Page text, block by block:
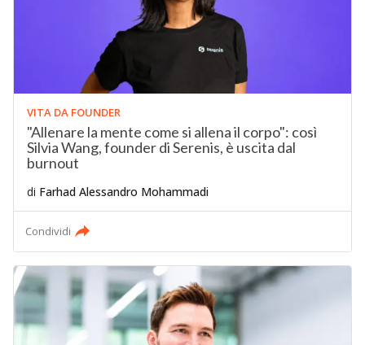
VITA DA FOUNDER
"Allenare la mente come si allena il corpo": così
Silvia Wang, founder di Serenis, è uscita dal
burnout
di Farhad Alessandro Mohammadi
Condividi